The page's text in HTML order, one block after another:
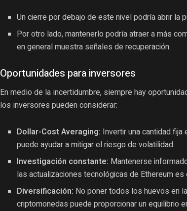
Un cierre por debajo de este nivel podría abrir la
Por otro lado, mantenerlo podría atraer a más
en general muestra señales de recuperación.
Oportunidades para inversores
En medio de la incertidumbre, siempre hay
los inversores pueden considerar:
Dollar-Cost Averaging: Invertir una cantidad
puede ayudar a mitigar el riesgo de volatilidad.
Investigación constante: Mantenerse
las actualizaciones tecnológicas de Ethereum es
Diversificación: No poner todos los huevos en
criptomonedas puede proporcionar un equilibrio